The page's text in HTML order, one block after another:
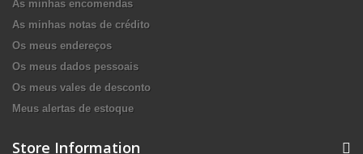
As minhas encomendas
As minhas notas de crédito
Os meus endereços
Os meus dados pessoais
Os meus vales de desconto
Meus alertas de estoque
Store Information